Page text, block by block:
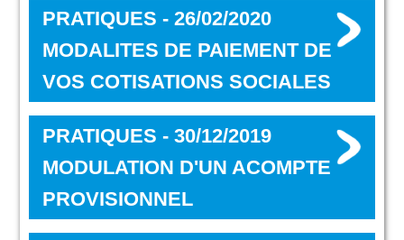
PRATIQUES - 26/02/2020
MODALITES DE PAIEMENT DE
VOS COTISATIONS SOCIALES
PRATIQUES - 30/12/2019
MODULATION D'UN ACOMPTE
PROVISIONNEL